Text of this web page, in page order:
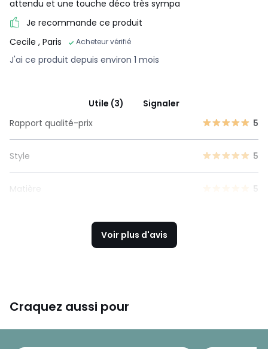
attendu et une touche déco très sympa
Je recommande ce produit
Cecile , Paris Acheteur vérifié
J'ai ce produit depuis environ 1 mois
Utile (3)
Signaler
Rapport qualité-prix
5
Style 5
Matière 5
Voir plus d'avis
Craquez aussi pour